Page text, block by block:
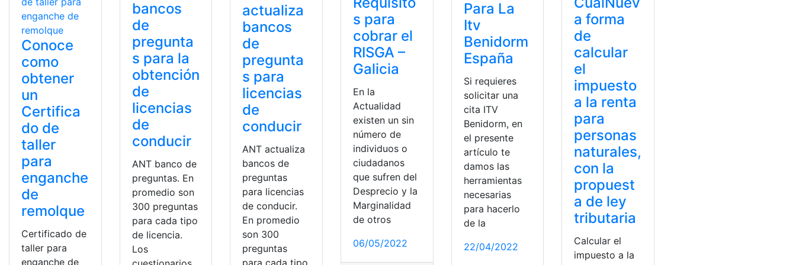
Conoce
como
obtener
un
Certifica
do de
taller
para
enganche
de
remolque
Certificado de
taller para
enganche de
bancos
de
pregunta
s para la
obtención
de
licencias
de
conducir
ANT banco de
preguntas. En
promedio son
300 preguntas
para cada tipo
de licencia.
Los
actualiza
bancos
de
pregunta
s para
licencias
de
conducir
ANT actualiza
bancos de
preguntas
para licencias
de conducir.
En promedio
son 300
preguntas
s para
cobrar el
RISGA –
Galicia
En la
Actualidad
existen un sin
número de
individuos o
ciudadanos
que sufren del
Desprecio y la
Marginalidad
de otros
06/05/2022
Para La
Itv
Benidorm
España
Si requieres
solicitar una
cita ITV
Benidorm, en
el presente
artículo te
damos las
herramientas
necesarias
para hacerlo
de la
22/04/2022
a forma
de
calcular
el
impuesto
a la renta
para
personas
naturales,
con la
propuest
a de ley
tributaria
Calcular el
impuesto a la